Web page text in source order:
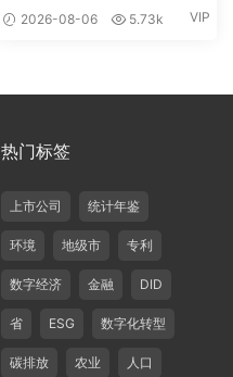
2026-08-06 5.73k VIP
热门标签
上市公司 统计年鉴
环境 地级市 专利
数字经济 金融 DID
省 ESG 数字化转型
碳排放 农业 人口